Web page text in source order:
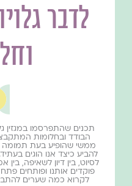
לדבר
תכנים שהתפרסמו במגזין
הבודד ובחלומות
ממשי שהופיע בעת תמומה
להביע כיצד אנו הוגים
לסיוט, בין דיון לשאיפה, בין
פוקדים אותנו ופותחים
לקרוא כמה שערים